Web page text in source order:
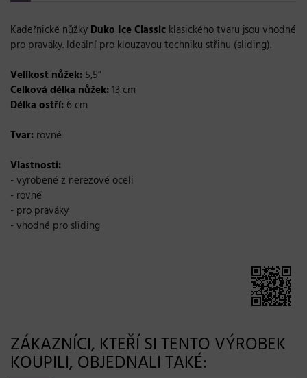
Kadeřnické nůžky Duko Ice Classic klasického tvaru jsou vhodné
pro praváky. Ideální pro klouzavou techniku střihu (sliding).
Velikost nůžek: 5,5"
Celková délka nůžek:13 cm
Délka ostří: 6 cm
Tvar: rovné
Vlastnosti:
- vyrobené z nerezové oceli
- rovné
- pro praváky
- vhodné pro sliding
ZÁKAZNÍCI, KTEŘÍ SI TENTO VÝROBEK
KOUPILI, OBJEDNALI TAKÉ: